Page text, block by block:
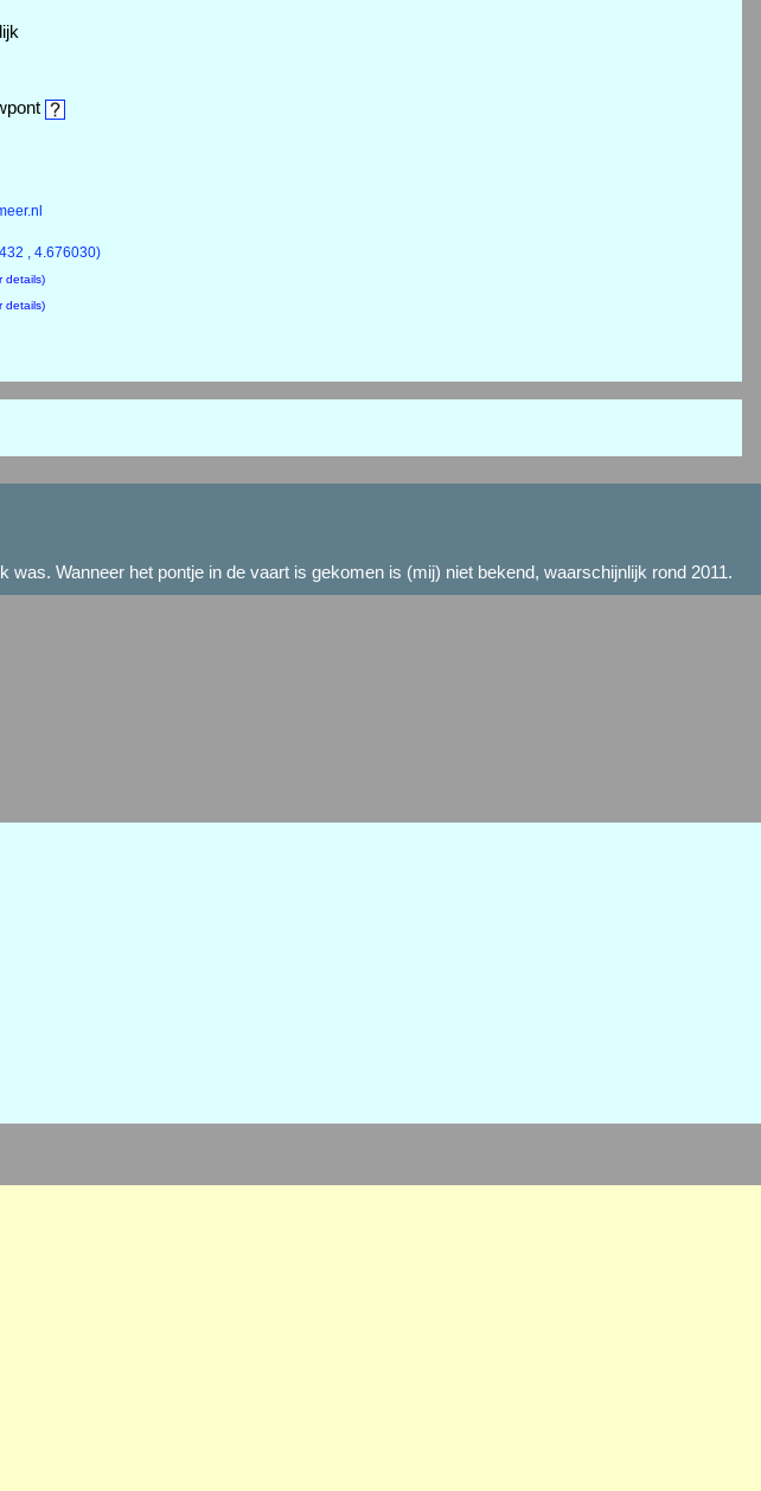
, 4.676030)
details)
details)
Wanneer het pontje in de vaart is gekomen is (mij) niet bekend, waarschijnlijk rond 2011.